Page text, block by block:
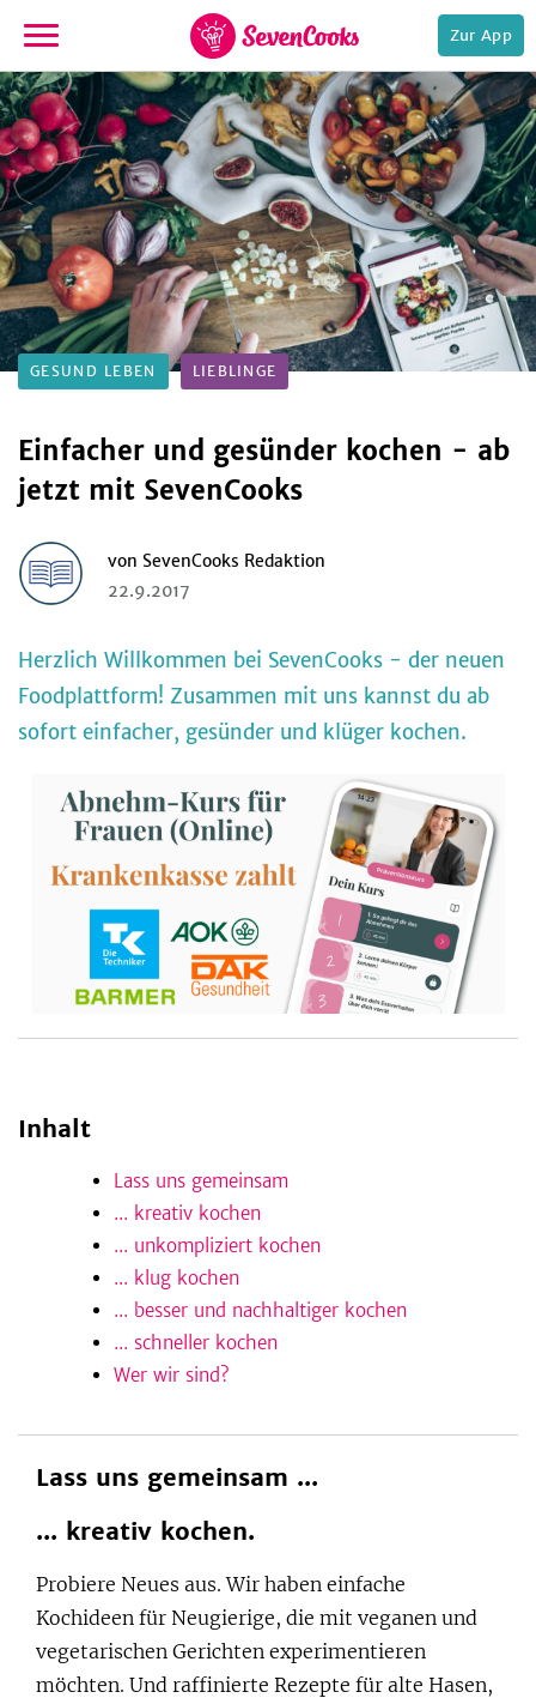
zur
Startseite
Zur App
GESUND LEBEN LIEBLINGE
Einfacher und gesünder kochen - ab
jetzt mit SevenCooks
von SevenCooks Redaktion
22.9.2017
Herzlich Willkommen bei SevenCooks - der neuen
Foodplattform! Zusammen mit uns kannst du ab
sofort einfacher, gesünder und klüger kochen.
Inhalt
Lass uns gemeinsam
... kreativ kochen
... unkompliziert kochen
... klug kochen
... besser und nachhaltiger kochen
... schneller kochen
Wer wir sind?
Lass uns gemeinsam ...
... kreativ kochen.
Probiere Neues aus. Wir haben einfache
Kochideen für Neugierige, die mit veganen und
vegetarischen Gerichten experimentieren
möchten. Und raffinierte Rezepte für alte Hasen,